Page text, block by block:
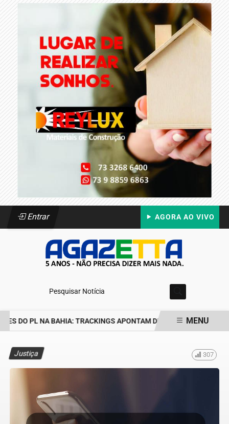
Entrar AGORA AO VIVO
Pesquisar Notícia
DO PL NA BAHIA: TRACKINGS APONTAM DRA. RAISSA SOARES
MENU
Justiça 307